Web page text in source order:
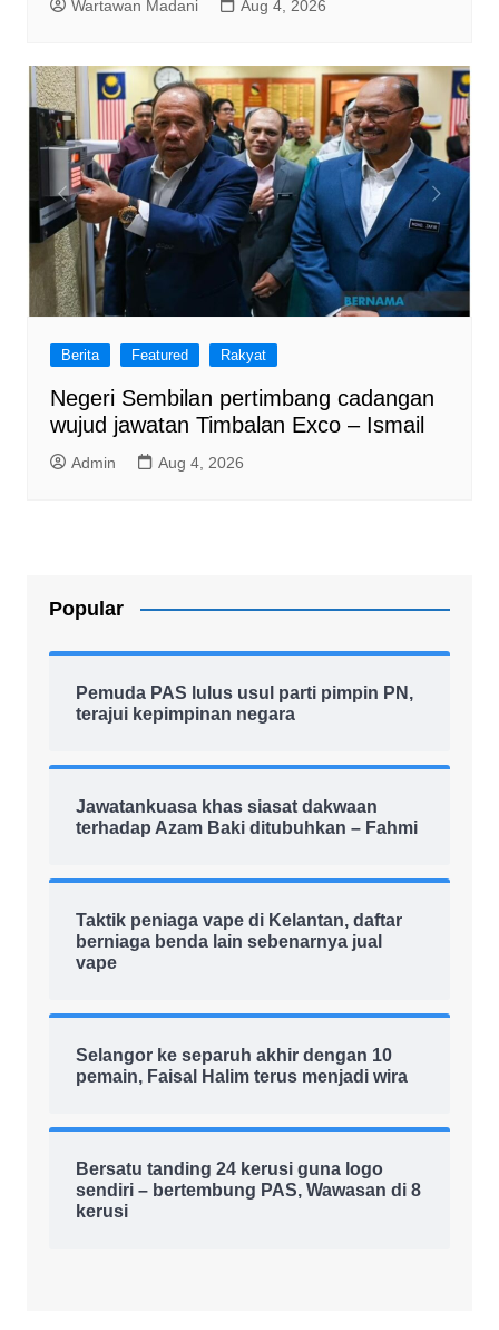
Wartawan Madani Aug 4, 2026
Berita Featured Rakyat
Negeri Sembilan pertimbang cadangan
wujud jawatan Timbalan Exco – Ismail
Admin Aug 4, 2026
Popular
Pemuda PAS lulus usul parti pimpin PN,
terajui kepimpinan negara
Jawatankuasa khas siasat dakwaan
terhadap Azam Baki ditubuhkan – Fahmi
Taktik peniaga vape di Kelantan, daftar
berniaga benda lain sebenarnya jual
vape
Selangor ke separuh akhir dengan 10
pemain, Faisal Halim terus menjadi wira
Bersatu tanding 24 kerusi guna logo
sendiri – bertembung PAS, Wawasan di 8
kerusi